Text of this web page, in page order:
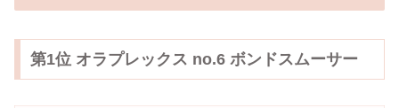
第1位 オラプレックス no.6 ボンドスムーサー